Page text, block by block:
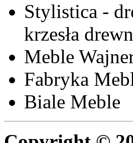
Stylistica -
krzesła
Meble
Fabryka
Biale Meble